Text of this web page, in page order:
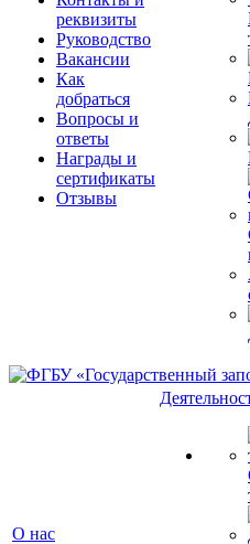
реквизиты
Руководство
Вакансии
Как
добраться
Вопросы и
ответы
Награды и
сертификаты
Отзывы
О нас